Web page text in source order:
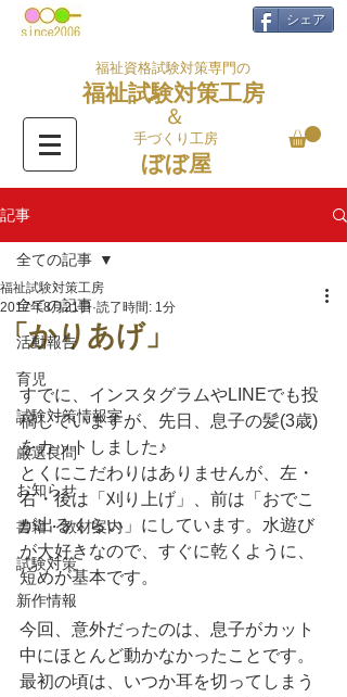
シェア
福祉資格試験対策専門の
福祉試験対策工房
＆
手づくり工房
ぼぼ屋
記事
全ての記事
活動報告
育児
試験対策情報室
厳選良問
お知らせ
書籍・教材案内
試験対策
新作情報
全ての記事
「かりあげ」
福祉試験対策工房
2017年8月21日 読了時間: 1分
すでに、インスタグラムやLINEでも投
稿していますが、先日、息子の髪(3歳)
をカットしました♪
とくにこだわりはありませんが、左・
右・後は「刈り上げ」、前は「おでこ
が出るくらい」にしています。水遊び
が大好きなので、すぐに乾くように、
短めが基本です。
今回、意外だったのは、息子がカット
中にほとんど動かなかったことです。
最初の頃は、いつか耳を切ってしまう